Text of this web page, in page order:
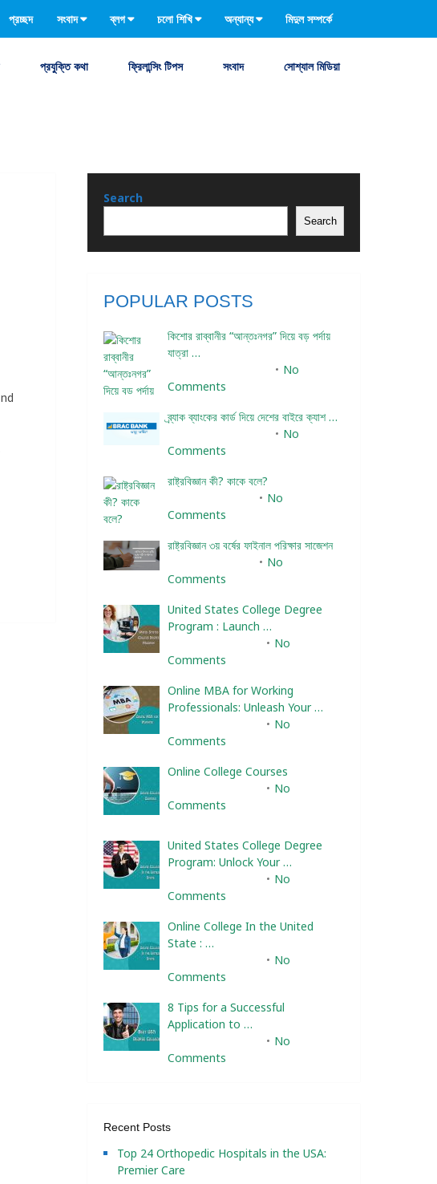
প্রচ্ছদ সংবাদ ব্লগ চলো শিখি অন্যান্য মিদুল সম্পর্কে
প্রযুক্তি কথা ফ্রিলান্সিং টিপস সংবাদ সোশ্যাল মিডিয়া
Search
Search
POPULAR POSTS
কিশোর রাব্বানীর “আন্তঃনগর” দিয়ে বড় পর্দায়
যাত্রা …
No
Comments
ব্র্যাক ব্যাংকের কার্ড দিয়ে দেশের বাইরে ক্যাশ …
No
Comments
রাষ্ট্রবিজ্ঞান কী? কাকে বলে?
No
Comments
রাষ্ট্রবিজ্ঞান ৩য় বর্ষের ফাইনাল পরিক্ষার সাজেশন
No
Comments
United States College Degree
Program : Launch …
No
Comments
Online MBA for Working
Professionals: Unleash Your …
No
Comments
Online College Courses
No
Comments
United States College Degree
Program: Unlock Your …
No
Comments
Online College In the United
State : …
No
Comments
8 Tips for a Successful
Application to …
No
Comments
Recent Posts
Top 24 Orthopedic Hospitals in the USA:
Premier Care